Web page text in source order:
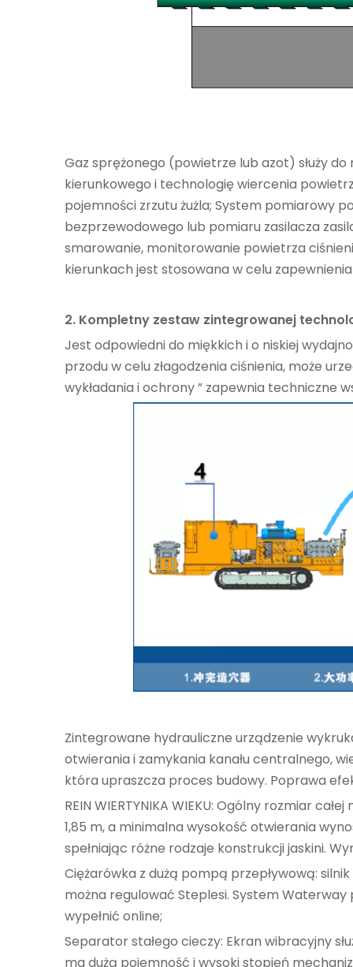
Gaz sprężonego (powietrze lub azot) służy
kierunkowego i technologię wiercenia
pojemności zrzutu żużla; System pomiarowy
bezprzewodowego lub pomiaru zasilacza
smarowanie, monitorowanie powietrza
kierunkach jest stosowana w celu
2. Kompletny zestaw zintegrowanej
Jest odpowiedni do miękkich i o niskiej
przodu w celu złagodzenia ciśnienia, może
wykładania i ochrony ” zapewnia techniczne
Zintegrowane hydrauliczne urządzenie
otwierania i zamykania kanału centralnego,
która upraszcza proces budowy. Poprawa
REIN WIERTYNIKA WIEKU: Ogólny rozmiar
1,85 m, a minimalna wysokość otwierania
spełniając różne rodzaje konstrukcji jaskini.
Ciężarówka z dużą pompą przepływową:
można regulować Steplesi. System
wypełnić online;
Separator stałego cieczy: Ekran wibracyjny
ma dużą pojemność i wysoki stopień